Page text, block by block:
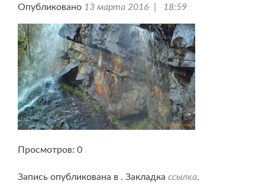
Опубликовано 13 марта 2016 | 18:59
Просмотров: 0
Запись опубликована в . Закладка ссылка.